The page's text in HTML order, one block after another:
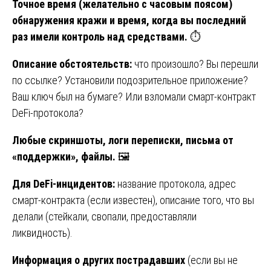
Точное время (желательно с часовым поясом)
обнаружения кражи и время, когда вы последний
раз имели контроль над средствами. ⏱️
Описание обстоятельств: что произошло? Вы перешли
по ссылке? Установили подозрительное приложение?
Ваш ключ был на бумаге? Или взломали смарт-контракт
DeFi-протокола?
Любые скриншоты, логи переписки, письма от
«поддержки», файлы. 🖼️
Для DeFi-инцидентов: название протокола, адрес
смарт-контракта (если известен), описание того, что вы
делали (стейкали, свопали, предоставляли
ликвидность).
Информация о других пострадавших (если вы не